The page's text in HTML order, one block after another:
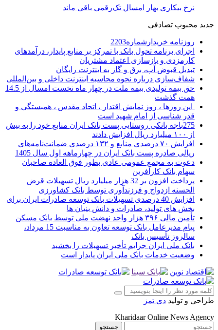
نرخ بیکاری بهار امسال تک‌رقمی باقی ماند
جدید محبوب تصادفی
روزنامه خریدارشماره2203
اجرای برنامه تحول بانک با تمرکز بر منابع پایدار، درآمدهای
کارمزدی و بازسازی اعتماد مشتریان
تبدیل قبوض آب، برق و گاز به اینترنت رایگان
شفاف‌سازی درباره نحوه محاسبه اینترنت داخلی و بین‌المللی
حق بیمه تولیدی بیمه ملت در چهار ماه نخست امسال از 14.5
همت گذشت
این روزها ، روز نمایش اقتدار ، اتحاد مقدس ، همبستگی و
قدر شناسی از امام شهید است
275باجه بانکی روستایی پست بانک ایران منابع خود را به بیش
از ۱۰۰ میلیارد ریال افزایش دادند
افزایش ۷۰ درصدی منابع و ۱۳۲ درصدی ضمانت‌نامه‌های
ریالی صادره پست بانک ایران در چهارماهه اول سال 1405
دعوت به مجمع عمومی عادی بطور فوق العاده صاحبان
سهام بانک کارآفرین
پرداخت افزون بر 32 هزار میلیارد ریال تسهیلات قرض
الحسنه ازدواج و فرزندآوری توسط بانک کشاورزی
افزایش 40 درصدی تسهیلات بانک توسعه صادرات ایران برای
بخش های تولید، صادرات و دانش بنیان ها
تأمین مالی ۳۹۶ هزار واحد نهضت ملی توسط بانک مسکن
پیام مدیرعامل بانک توسعه تعاون به مناسبت 15 مرداد،
سالروز تأسیس بانک
بانک ملی ایران جرایم تأخیر تسهیلات را بخشید
وضعیت خدمات بانک ملی ایران پایدار است
طراحی و تولید دی تمز
Kharidaar Online News Agency
جستجو